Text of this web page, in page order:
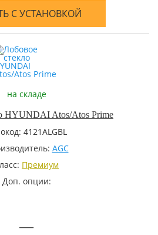
С УСТАНОВКОЙ
на складе
HYUNDAI Atos/Atos Prime
4121ALGBL
AGC
Премиум
Доп. опции:
—